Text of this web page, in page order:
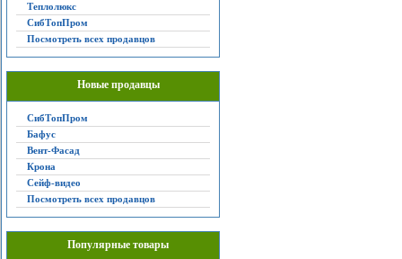
Теплолюкс
СибТопПром
Посмотреть всех продавцов
Новые продавцы
СибТопПром
Бафус
Вент-Фасад
Крона
Сейф-видео
Посмотреть всех продавцов
Популярные товары